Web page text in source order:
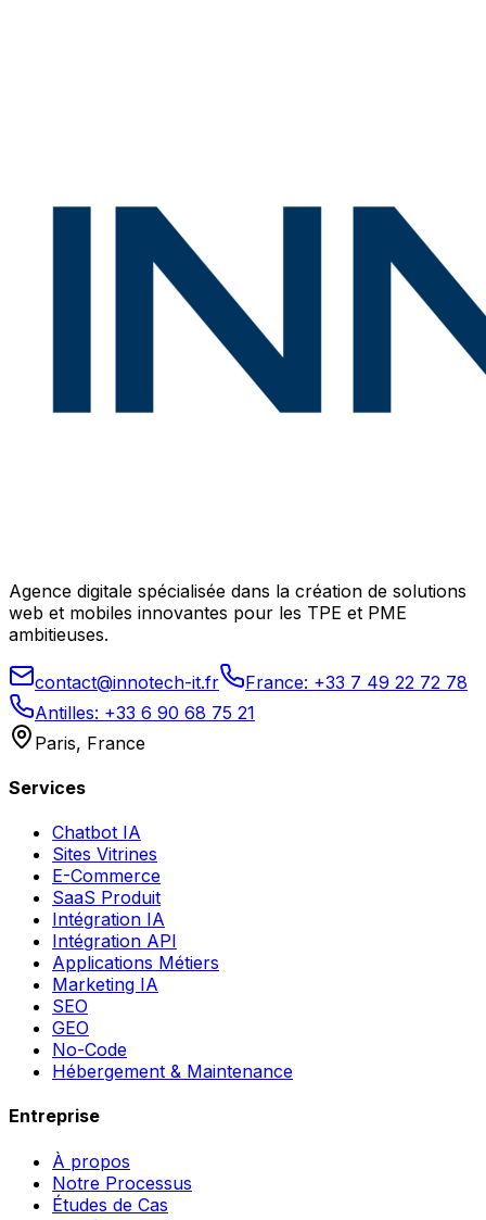
Agence digitale spécialisée dans la création de solutions
web et mobiles innovantes pour les TPE et PME
ambitieuses.
contact@innotech-it.fr
France: +33 7 49 22 72 78
Antilles: +33 6 90 68 75 21
Paris, France
Services
Chatbot IA
Sites Vitrines
E-Commerce
SaaS Produit
Intégration IA
Intégration API
Applications Métiers
Marketing IA
SEO
GEO
No-Code
Hébergement & Maintenance
Entreprise
À propos
Notre Processus
Études de Cas